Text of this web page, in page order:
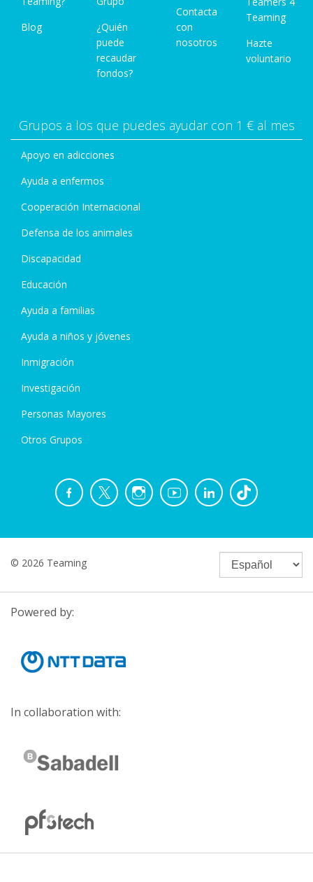
Blog
¿Quién
puede
recaudar
fondos?
Contacta
con
nosotros
Teaming
Hazte
voluntario
Grupos a los que puedes ayudar con 1 € al mes
Apoyo en adicciones
Ayuda a enfermos
Cooperación Internacional
Defensa de los animales
Discapacidad
Educación
Ayuda a familias
Ayuda a niños y jóvenes
Inmigración
Investigación
Personas Mayores
Otros Grupos
© 2026 Teaming
Powered by:
In collaboration with: